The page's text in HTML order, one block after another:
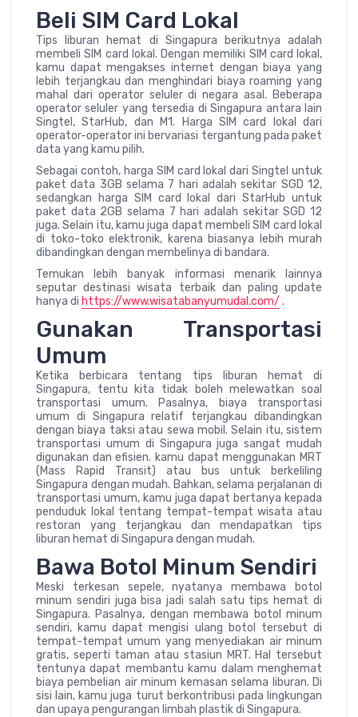
Beli SIM Card Lokal
Tips liburan hemat di Singapura berikutnya adalah
membeli SIM card lokal. Dengan memiliki SIM card lokal,
kamu dapat mengakses internet dengan biaya yang
lebih terjangkau dan menghindari biaya roaming yang
mahal dari operator seluler di negara asal. Beberapa
operator seluler yang tersedia di Singapura antara lain
Singtel, StarHub, dan M1. Harga SIM card lokal dari
operator-operator ini bervariasi tergantung pada paket
data yang kamu pilih.
Sebagai contoh, harga SIM card lokal dari Singtel untuk
paket data 3GB selama 7 hari adalah sekitar SGD 12,
sedangkan harga SIM card lokal dari StarHub untuk
paket data 2GB selama 7 hari adalah sekitar SGD 12
juga. Selain itu, kamu juga dapat membeli SIM card lokal
di toko-toko elektronik, karena biasanya lebih murah
dibandingkan dengan membelinya di bandara.
Temukan lebih banyak informasi menarik lainnya
seputar destinasi wisata terbaik dan paling update
hanya di https://www.wisatabanyumudal.com/ .
Gunakan Transportasi
Umum
Ketika berbicara tentang tips liburan hemat di
Singapura, tentu kita tidak boleh melewatkan soal
transportasi umum. Pasalnya, biaya transportasi
umum di Singapura relatif terjangkau dibandingkan
dengan biaya taksi atau sewa mobil. Selain itu, sistem
transportasi umum di Singapura juga sangat mudah
digunakan dan efisien. kamu dapat menggunakan MRT
(Mass Rapid Transit) atau bus untuk berkeliling
Singapura dengan mudah. Bahkan, selama perjalanan di
transportasi umum, kamu juga dapat bertanya kepada
penduduk lokal tentang tempat-tempat wisata atau
restoran yang terjangkau dan mendapatkan tips
liburan hemat di Singapura dengan mudah.
Bawa Botol Minum Sendiri
Meski terkesan sepele, nyatanya membawa botol
minum sendiri juga bisa jadi salah satu tips hemat di
Singapura. Pasalnya, dengan membawa botol minum
sendiri, kamu dapat mengisi ulang botol tersebut di
tempat-tempat umum yang menyediakan air minum
gratis, seperti taman atau stasiun MRT. Hal tersebut
tentunya dapat membantu kamu dalam menghemat
biaya pembelian air minum kemasan selama liburan. Di
sisi lain, kamu juga turut berkontribusi pada lingkungan
dan upaya pengurangan limbah plastik di Singapura.